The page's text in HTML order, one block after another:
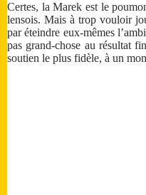
Certes, la Marek est le
lensois. Mais à trop vouloir
par éteindre eux-mêmes
pas grand-chose au résultat
soutien le plus fidèle, à un